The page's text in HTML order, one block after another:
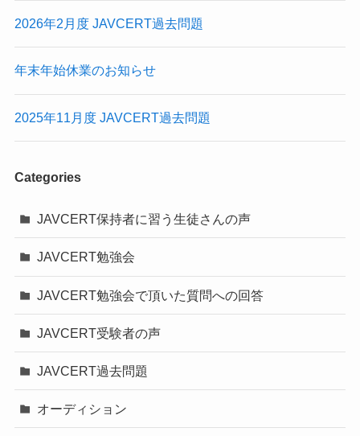
2026年2月度 JAVCERT過去問題
年末年始休業のお知らせ
2025年11月度 JAVCERT過去問題
Categories
JAVCERT保持者に習う生徒さんの声
JAVCERT勉強会
JAVCERT勉強会で頂いた質問への回答
JAVCERT受験者の声
JAVCERT過去問題
オーディション